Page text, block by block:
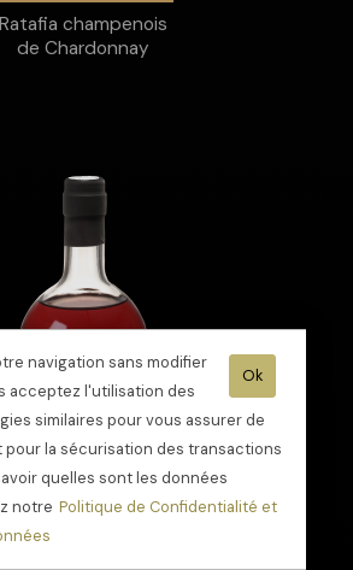
Ratafia champenois
de Chardonnay
Ok
navigation sans modifier
acceptez l'utilisation des
similaires pour vous assurer de
la sécurisation des transactions
quelles sont les données
notre Politique de Confidentialité et